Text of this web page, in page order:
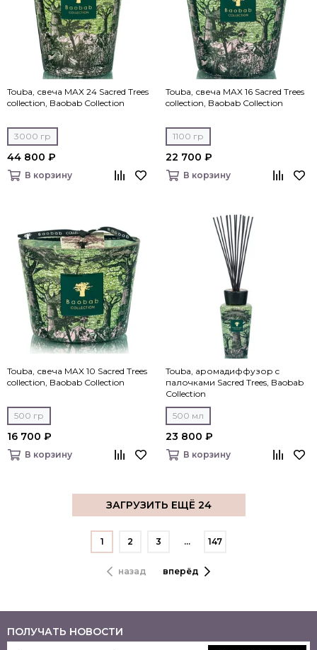
Touba, свеча MAX 24 Sacred Trees
collection, Baobab Collection
3000 гр
44 800 ₽
В корзину
Touba, свеча MAX 16 Sacred Trees
collection, Baobab Collection
1100 гр
22 700 ₽
В корзину
Touba, свеча MAX 10 Sacred Trees
collection, Baobab Collection
500 гр
16 700 ₽
В корзину
Touba, аромадиффузор c
палочками Sacred Trees, Baobab
Collection
500 мл
23 800 ₽
В корзину
ЗАГРУЗИТЬ ЕЩЁ 24
назад
1 2 3 … 147
вперёд
ПОЛУЧАТЬ НОВОСТИ